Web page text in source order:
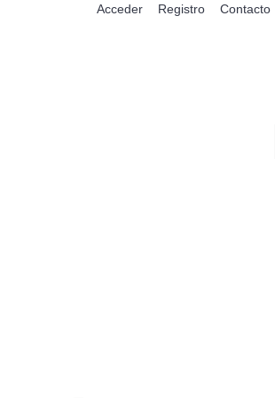
Acceder Registro Contacto